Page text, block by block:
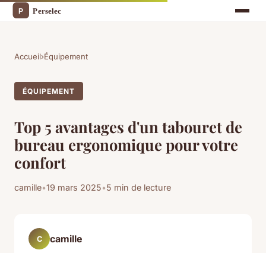
Accueil›Équipement
ÉQUIPEMENT
Top 5 avantages d'un tabouret de
bureau ergonomique pour votre
confort
camille•19 mars 2025•5 min de lecture
C camille